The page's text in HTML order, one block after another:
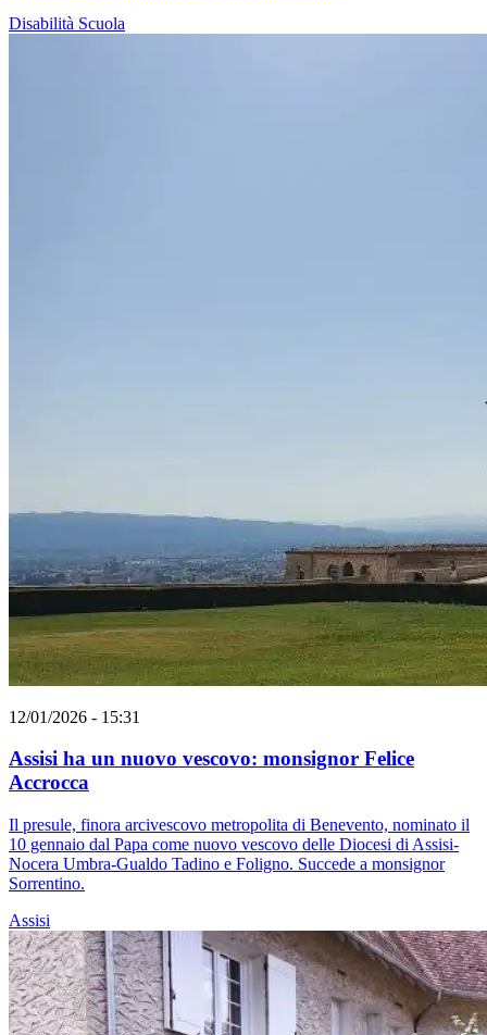
Disabilità Scuola
12/01/2026 - 15:31
Assisi ha un nuovo vescovo: monsignor Felice
Accrocca
Il presule, finora arcivescovo metropolita di Benevento, nominato il
10 gennaio dal Papa come nuovo vescovo delle Diocesi di Assisi-
Nocera Umbra-Gualdo Tadino e Foligno. Succede a monsignor
Sorrentino.
Assisi